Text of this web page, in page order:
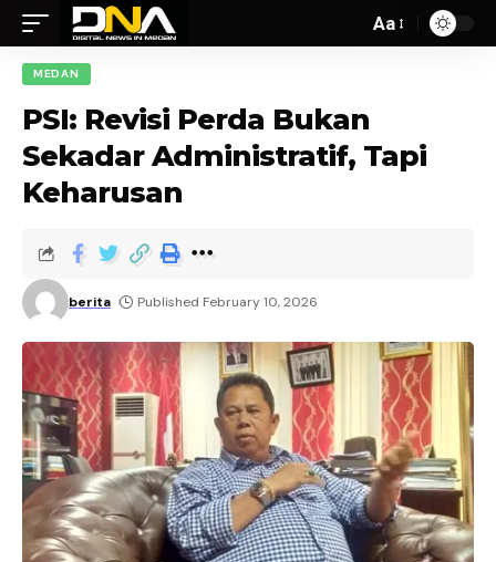
Aa
MEDAN
PSI: Revisi Perda Bukan
Sekadar Administratif, Tapi
Keharusan
berita Published February 10, 2026